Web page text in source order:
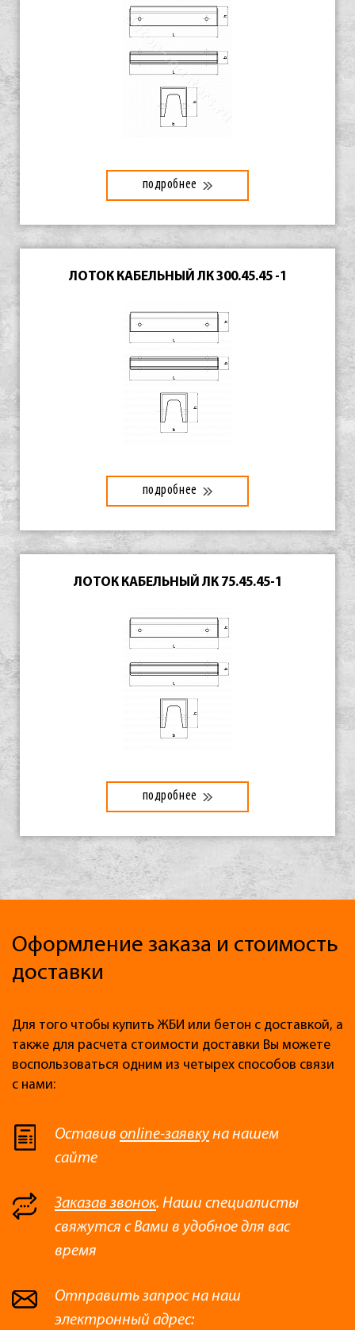
подробнее
ЛОТОК КАБЕЛЬНЫЙ ЛК 300.45.45 -1
подробнее
ЛОТОК КАБЕЛЬНЫЙ ЛК 75.45.45-1
подробнее
Оформление заказа и стоимость
доставки
Для того чтобы купить ЖБИ или бетон с доставкой, а
также для расчета стоимости доставки Вы можете
воспользоваться одним из четырех способов связи
с нами:
Оставив online-заявкуна нашем
сайте
Заказав звонок. Наши специалисты
свяжутся с Вами в удобное для вас
время
Отправить запрос на наш
электронный адрес: